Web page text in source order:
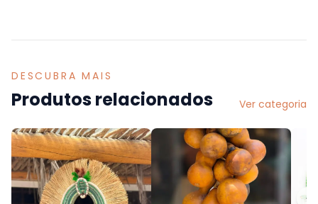
DESCUBRA MAIS
Produtos relacionados Ver categoria